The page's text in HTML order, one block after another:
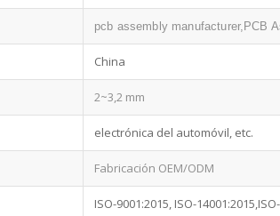
pcb assembly manufacturer,PCB
China
2~3,2 mm
electrónica del automóvil, etc.
Fabricación OEM/ODM
ISO-9001:2015, ISO-